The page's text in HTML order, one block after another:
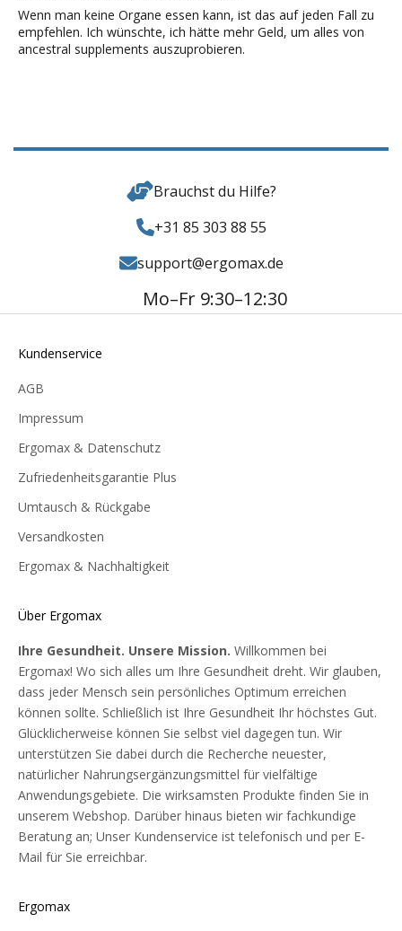
Wenn man keine Organe essen kann, ist das auf jeden Fall zu
empfehlen. Ich wünschte, ich hätte mehr Geld, um alles von
ancestral supplements auszuprobieren.
Brauchst du Hilfe?
+31 85 303 88 55
support@ergomax.de
Mo–Fr 9:30–12:30
Kundenservice
AGB
Impressum
Ergomax & Datenschutz
Zufriedenheitsgarantie Plus
Umtausch & Rückgabe
Versandkosten
Ergomax & Nachhaltigkeit
Über Ergomax
Ihre Gesundheit. Unsere Mission. Willkommen bei
Ergomax! Wo sich alles um Ihre Gesundheit dreht. Wir glauben,
dass jeder Mensch sein persönliches Optimum erreichen
können sollte. Schließlich ist Ihre Gesundheit Ihr höchstes Gut.
Glücklicherweise können Sie selbst viel dagegen tun. Wir
unterstützen Sie dabei durch die Recherche neuester,
natürlicher Nahrungsergänzungsmittel für vielfältige
Anwendungsgebiete. Die wirksamsten Produkte finden Sie in
unserem Webshop. Darüber hinaus bieten wir fachkundige
Beratung an; Unser Kundenservice ist telefonisch und per E-
Mail für Sie erreichbar.
Ergomax